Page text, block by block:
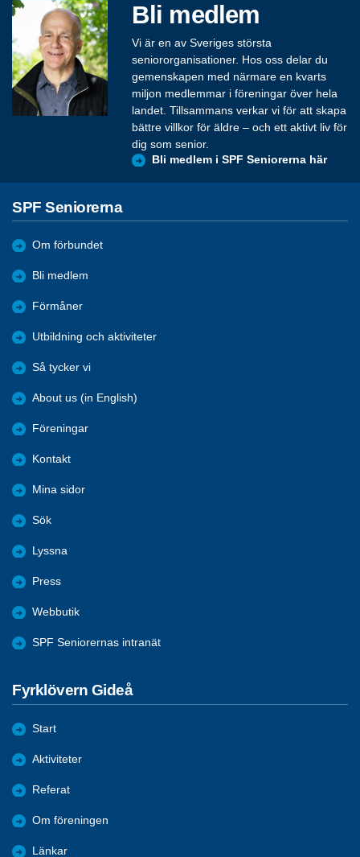
Bli medlem
Vi är en av Sveriges största
seniororganisationer. Hos oss delar du
gemenskapen med närmare en kvarts
miljon medlemmar i föreningar över hela
landet. Tillsammans verkar vi för att skapa
bättre villkor för äldre – och ett aktivt liv för
dig som senior.
Bli medlem i SPF Seniorerna här
SPF Seniorerna
Om förbundet
Bli medlem
Förmåner
Utbildning och aktiviteter
Så tycker vi
About us (in English)
Föreningar
Kontakt
Mina sidor
Sök
Lyssna
Press
Webbutik
SPF Seniorernas intranät
Fyrklövern Gideå
Start
Aktiviteter
Referat
Om föreningen
Länkar